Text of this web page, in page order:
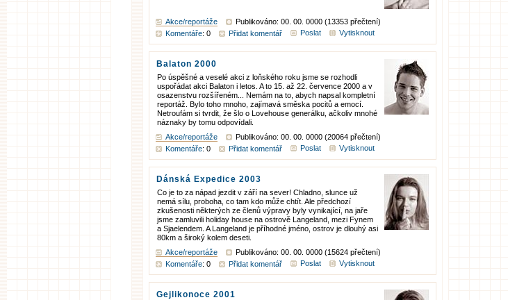
Akce/reportáže
Publikováno: 00. 00. 0000 (13353 přečtení)
Komentáře: 0 Přidat komentář Poslat Vytisknout
Balaton 2000
Po úspěšné a veselé akci z loňského roku jsme se rozhodli
uspořádat akci Balaton i letos. A to 15. až 22. července 2000 a v
osazenstvu rozšířeném... Nemám na to, abych napsal kompletní
reportáž. Bylo toho mnoho, zajímavá směska pocitů a emocí.
Netroufám si tvrdit, že šlo o Lovehouse generálku, ačkoliv mnohé
náznaky by tomu odpovídali.
Akce/reportáže
Publikováno: 00. 00. 0000 (20064 přečtení)
Komentáře: 0 Přidat komentář Poslat Vytisknout
Dánská Expedice 2003
Co je to za nápad jezdit v září na sever! Chladno, slunce už
nemá sílu, proboha, co tam kdo může chtít. Ale předchozí
zkušenosti některých ze členů výpravy byly vynikající, na jaře
jsme zamluvili holiday house na ostrově Langeland, mezi Fynem
a Sjaelendem. A Langeland je příhodné jméno, ostrov je dlouhý asi
80km a široký kolem deseti.
Akce/reportáže
Publikováno: 00. 00. 0000 (15624 přečtení)
Komentáře: 0 Přidat komentář Poslat Vytisknout
Gejlikonoce 2001